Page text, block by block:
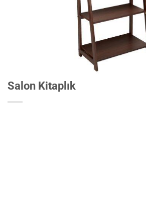
Salon Kitaplık